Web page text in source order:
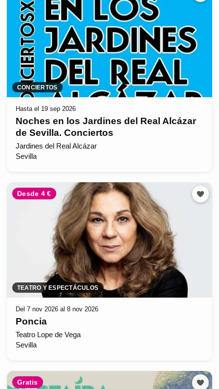
CONCIERTOS
Hasta el 19 sep 2026
Noches en los Jardines del Real Alcázar
de Sevilla. Conciertos
Jardines del Real Alcázar
Sevilla
Desde 4 €
TEATRO Y ESPECTÁCULOS
Del 7 nov 2026 al 8 nov 2026
Poncia
Teatro Lope de Vega
Sevilla
Gratis